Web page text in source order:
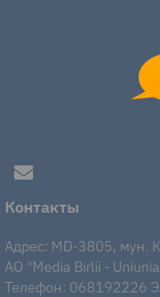
Контакты
Адрес: MD-3805, мун.
AO "Media Birlii -
Телефон: 068192226